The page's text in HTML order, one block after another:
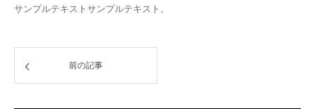
サンプルテキストサンプルテキスト。
前の記事